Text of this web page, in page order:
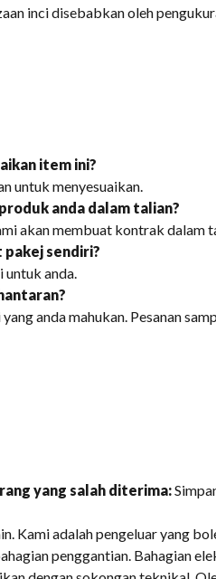
inci disebabkan oleh
item ini?
untuk menyesuaikan.
anda dalam talian?
akan membuat kontrak dalam
pakej sendiri?
untuk anda.
anda mahukan. Pesanan
yang salah diterima:
Kami adalah pengeluar yang
penggantian. Bahagian